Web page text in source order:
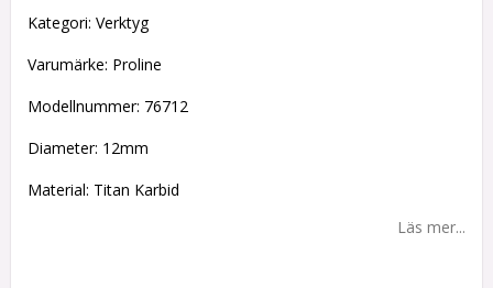
Kategori: Verktyg
Varumärke: Proline
Modellnummer: 76712
Diameter: 12mm
Material: Titan Karbid
Läs mer...